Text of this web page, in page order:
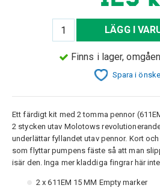
LÄGG I
Finns i lager,
Spara i
Ett färdigt kit med 2 tomma pennor
2 stycken utav Molotows
underlättar fyllandet utav pennor. Kort
som flyttar pumpens fäste så att man
isär den. Inga mer kladdiga fingrar här
2 x 611EM 15 MM Empty marker